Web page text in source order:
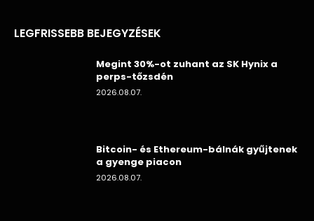
LEGFRISSEBB BEJEGYZÉSEK
Megint 30%-ot zuhant az SK Hynix a
perps-tőzsdén
2026.08.07.
Bitcoin- és Ethereum-bálnák gyűjtenek
a gyenge piacon
2026.08.07.